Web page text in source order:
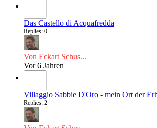
Das Castello di Acquafredda
Replies: 0
Von Eckart Schus...
Vor 6 Jahren
Villaggio Sabbie D'Oro - mein Ort der
Replies: 2